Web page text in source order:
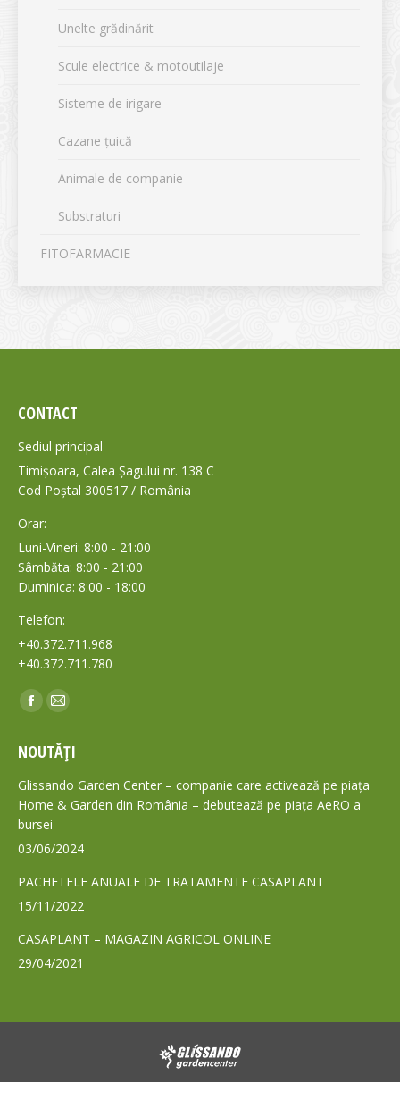
Unelte grădinărit
Scule electrice & motoutilaje
Sisteme de irigare
Cazane țuică
Animale de companie
Substraturi
FITOFARMACIE
CONTACT
Sediul principal
Timișoara, Calea Șagului nr. 138 C
Cod Poștal 300517 / România
Orar:
Luni-Vineri: 8:00 - 21:00
Sâmbăta: 8:00 - 21:00
Duminica: 8:00 - 18:00
Telefon:
+40.372.711.968
+40.372.711.780
Find us on:
Facebook
opens
in
new
window
Mail
opens
in
new
NOUTĂȚI
Glissando Garden Center – companie care activează pe piața
Home & Garden din România – debutează pe piața AeRO a
bursei
03/06/2024
PACHETELE ANUALE DE TRATAMENTE CASAPLANT
15/11/2022
CASAPLANT – MAGAZIN AGRICOL ONLINE
29/04/2021